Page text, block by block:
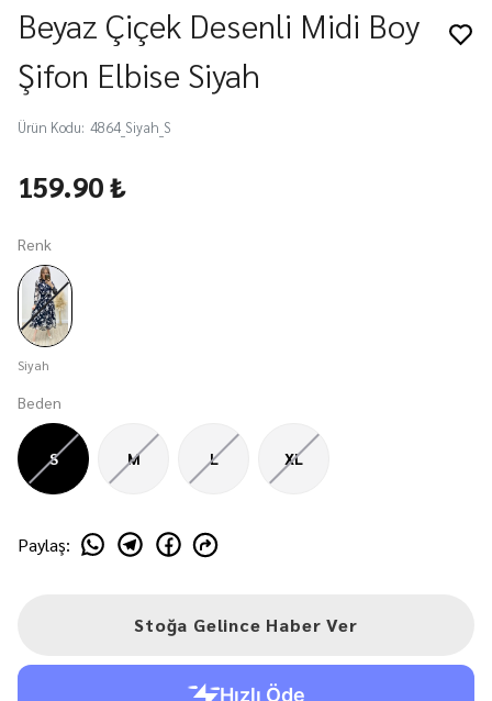
Beyaz Çiçek Desenli Midi Boy
Şifon Elbise Siyah
Ürün Kodu: 4864_Siyah_S
159.90 ₺
Renk
Siyah
Beden
S M L XL
Paylaş:
Stoğa Gelince Haber Ver